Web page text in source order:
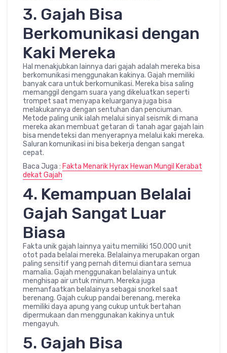
3. Gajah Bisa
Berkomunikasi dengan
Kaki Mereka
Hal menakjubkan lainnya dari gajah adalah mereka bisa
berkomunikasi menggunakan kakinya. Gajah memiliki
banyak cara untuk berkomunikasi. Mereka bisa saling
memanggil dengam suara yang dikeluatkan seperti
trompet saat menyapa keluarganya juga bisa
melakukannya dengan sentuhan dan penciuman.
Metode paling unik ialah melalui sinyal seismik di mana
mereka akan membuat getaran di tanah agar gajah lain
bisa mendeteksi dan menyerapnya melalui kaki mereka.
Saluran komunikasi ini bisa bekerja dengan sangat
cepat.
Baca Juga : Fakta Menarik Hyrax Hewan Mungil Kerabat
dekat Gajah
4. Kemampuan Belalai
Gajah Sangat Luar
Biasa
Fakta unik gajah lainnya yaitu memiliki 150.000 unit
otot pada belalai mereka. Belalainya merupakan organ
paling sensitif yang pernah ditemui diantara semua
mamalia. Gajah menggunakan belalainya untuk
menghisap air untuk minum. Mereka juga
memanfaatkan belalainya sebagai snorkel saat
berenang. Gajah cukup pandai berenang, mereka
memiliki daya apung yang cukup untuk bertahan
dipermukaan dan menggunakan kakinya untuk
mengayuh.
5. Gajah Bisa